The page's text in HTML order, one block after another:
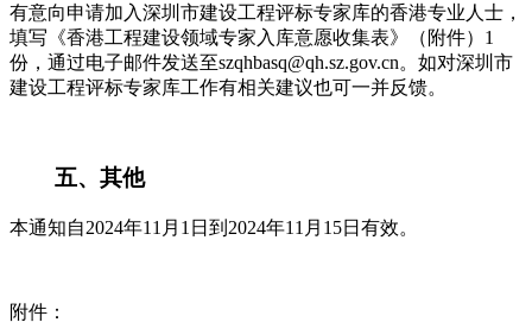
有意向申请加入深圳市建设工程评标专家库的香港专业人士，
填写《香港工程建设领域专家入库意愿收集表》（附件）1
份，通过电子邮件发送至szqhbasq@qh.sz.gov.cn。如对深圳市
建设工程评标专家库工作有相关建议也可一并反馈。
五、其他
本通知自2024年11月1日到2024年11月15日有效。
附件：